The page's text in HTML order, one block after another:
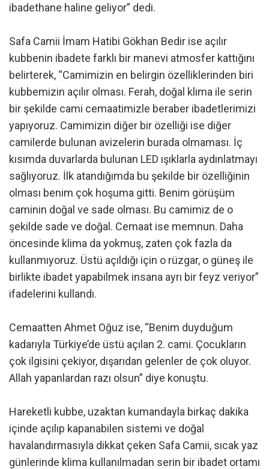
ibadethane haline geliyor” dedi.
Safa Camii İmam Hatibi Gökhan Bedir ise açılır
kubbenin ibadete farklı bir manevi atmosfer kattığını
belirterek, “Camimizin en belirgin özelliklerinden biri
kubbemizin açılır olması. Ferah, doğal klima ile serin
bir şekilde cami cemaatimizle beraber ibadetlerimizi
yapıyoruz. Camimizin diğer bir özelliği ise diğer
camilerde bulunan avizelerin burada olmaması. İç
kısımda duvarlarda bulunan LED ışıklarla aydınlatmayı
sağlıyoruz. İlk atandığımda bu şekilde bir özelliğinin
olması benim çok hoşuma gitti. Benim görüşüm
caminin doğal ve sade olması. Bu camimiz de o
şekilde sade ve doğal. Cemaat ise memnun. Daha
öncesinde klima da yokmuş, zaten çok fazla da
kullanmıyoruz. Üstü açıldığı için o rüzgar, o güneş ile
birlikte ibadet yapabilmek insana ayrı bir feyz veriyor”
ifadelerini kullandı.
Cemaatten Ahmet Oğuz ise, “Benim duyduğum
kadarıyla Türkiye’de üstü açılan 2. cami. Çocukların
çok ilgisini çekiyor, dışarıdan gelenler de çok oluyor.
Allah yapanlardan razı olsun” diye konuştu.
Hareketli kubbe, uzaktan kumandayla birkaç dakika
içinde açılıp kapanabilen sistemi ve doğal
havalandırmasıyla dikkat çeken Safa Camii, sıcak yaz
günlerinde klima kullanılmadan serin bir ibadet ortamı